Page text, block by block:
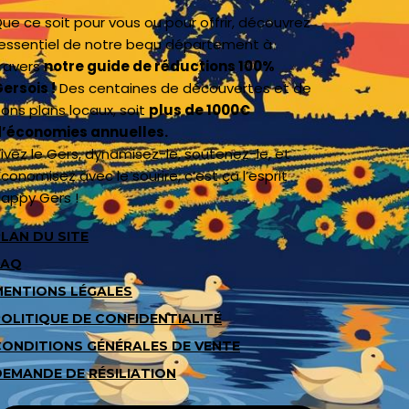
ce soit pour vous ou pour offrir, découvrez
de notre beau département à
notre guide de réductions 100%
!Des centaines de découvertes et de
plans locaux, soit plus de 1000€
annuelles.
le Gers, dynamisez-le, soutenez-le, et
avec le sourire, c’est ça l’esprit
Gers !
DU SITE
LÉGALES
DE CONFIDENTIALITÉ
GÉNÉRALES DE VENTE
DE RÉSILIATION